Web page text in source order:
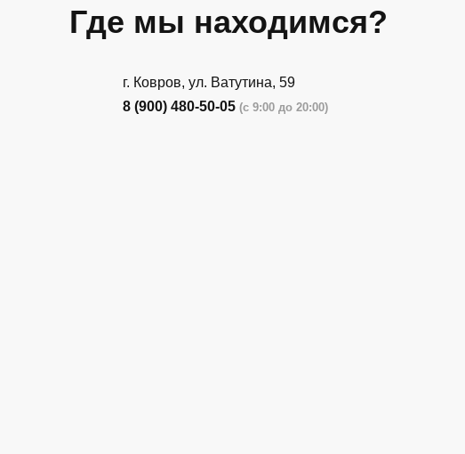
Где мы находимся?
г. Ковров, ул. Ватутина, 59
8 (900) 480-50-05 (с 9:00 до 20:00)